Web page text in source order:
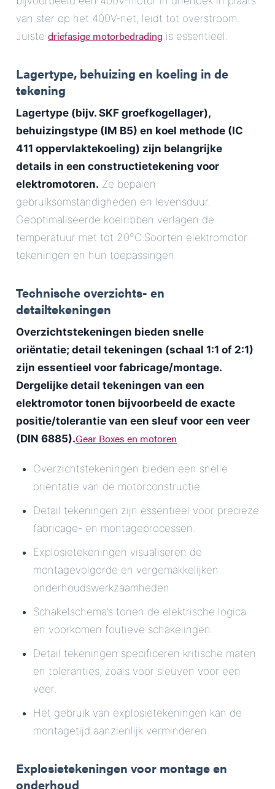
van ster op het 400V-net, leidt tot overstroom.
Juiste driefasige motorbedrading is essentieel.
Lagertype, behuizing en koeling in de
tekening
Lagertype (bijv. SKF groefkogellager),
behuizingstype (IM B5) en koel methode (IC
411 oppervlaktekoeling) zijn belangrijke
details in een constructietekening voor
elektromotoren. Ze bepalen
gebruiksomstandigheden en levensduur.
Geoptimaliseerde koelribben verlagen de
temperatuur met tot 20°C.Soorten elektromotor
tekeningen en hun toepassingen
Technische overzichts- en
detailtekeningen
Overzichtstekeningen bieden snelle
oriëntatie; detail tekeningen (schaal 1:1 of 2:1)
zijn essentieel voor fabricage/montage.
Dergelijke detail tekeningen van een
elektromotor tonen bijvoorbeeld de exacte
positie/tolerantie van een sleuf voor een veer
(DIN 6885).Gear Boxes en motoren
Overzichtstekeningen bieden een snelle
oriëntatie van de motorconstructie.
Detail tekeningen zijn essentieel voor precieze
fabricage- en montageprocessen.
Explosietekeningen visualiseren de
montagevolgorde en vergemakkelijken
onderhoudswerkzaamheden.
Schakelschema’s tonen de elektrische logica
en voorkomen foutieve schakelingen.
Detail tekeningen specificeren kritische maten
en toleranties, zoals voor sleuven voor een
veer.
Het gebruik van explosietekeningen kan de
montagetijd aanzienlijk verminderen.
Explosietekeningen voor montage en
onderhoud